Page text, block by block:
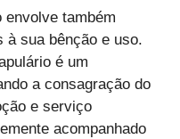
envolve também
à sua bênção e uso.
é um
a consagração do
e serviço
acompanhado